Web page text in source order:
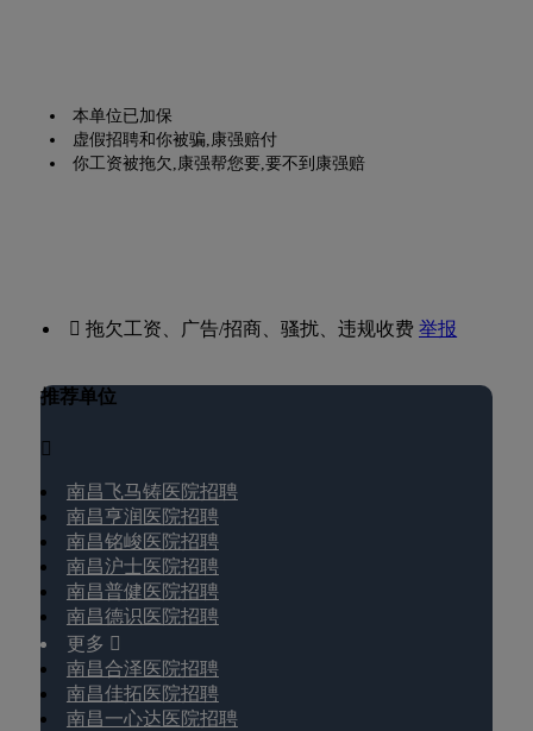
本单位已加保
虚假招聘和你被骗,康强赔付
你工资被拖欠,康强帮您要,要不到康强赔
 拖欠工资、广告/招商、骚扰、违规收费举报
推荐单位

南昌飞马铸医院招聘
南昌亨润医院招聘
南昌铭峻医院招聘
南昌沪士医院招聘
南昌普健医院招聘
南昌德识医院招聘
更多 
南昌合泽医院招聘
南昌佳拓医院招聘
南昌一心达医院招聘